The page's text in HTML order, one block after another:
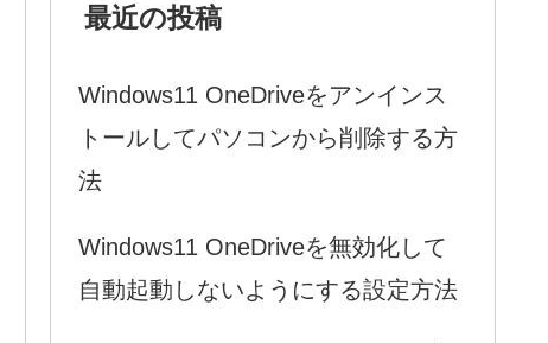
最近の投稿
Windows11 OneDriveをアンインス
トールしてパソコンから削除する方
法
Windows11 OneDriveを無効化して
自動起動しないようにする設定方法